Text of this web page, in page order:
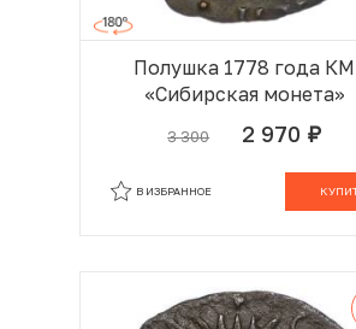
Полушка 1778 года КМ
«Сибирская монета»
3 300 2 970 руб.
В ИЗБРАННОЕ